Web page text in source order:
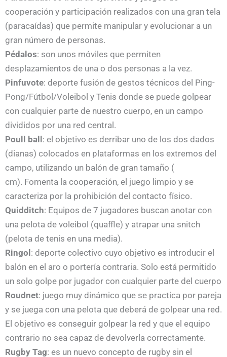
cooperación y participación realizados con una gran tela
(paracaídas) que permite manipular y evolucionar a un
gran número de personas.
Pédalos: son unos móviles que permiten
desplazamientos de una o dos personas a la vez.
Pinfuvote: deporte fusión de gestos técnicos del Ping-
Pong/Fútbol/Voleibol y Tenis donde se puede golpear
con cualquier parte de nuestro cuerpo, en un campo
divididos por una red central.
Poull ball: el objetivo es derribar uno de los dos dados
(dianas) colocados en plataformas en los extremos del
campo, utilizando un balón de gran tamaño (
cm). Fomenta la cooperación, el juego limpio y se
caracteriza por la prohibición del contacto físico.
Quidditch: Equipos de 7 jugadores buscan anotar con
una pelota de voleibol (quaffle) y atrapar una snitch
(pelota de tenis en una media).
Ringol: deporte colectivo cuyo objetivo es introducir el
balón en el aro o portería contraria. Solo está permitido
un solo golpe por jugador con cualquier parte del cuerpo
Roudnet: juego muy dinámico que se practica por pareja
y se juega con una pelota que deberá de golpear una red.
El objetivo es conseguir golpear la red y que el equipo
contrario no sea capaz de devolverla correctamente.
Rugby Tag: es un nuevo concepto de rugby sin el